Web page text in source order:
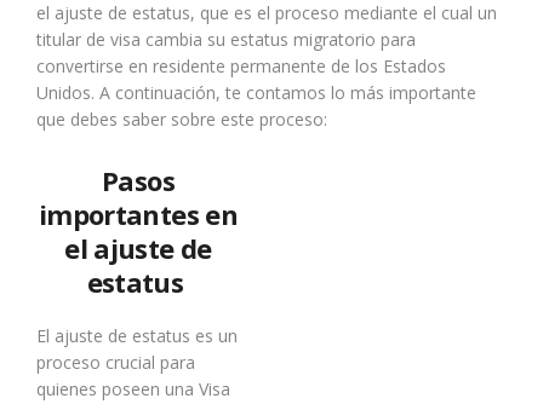
el ajuste de estatus, que es el proceso mediante el cual un
titular de visa cambia su estatus migratorio para
convertirse en residente permanente de los Estados
Unidos. A continuación, te contamos lo más importante
que debes saber sobre este proceso:
Pasos
importantes en
el ajuste de
estatus
El ajuste de estatus es un
proceso crucial para
quienes poseen una Visa